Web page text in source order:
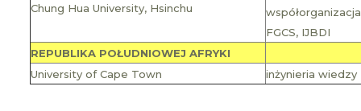
Chung Hua University, Hsinchu
FGCS, IJBDI
REPUBLIKA POŁUDNIOWEJ AFRYKI
University of Cape Town
inżynieria wiedzy